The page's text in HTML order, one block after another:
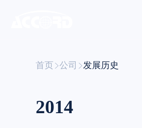
首页 公司 发展历史
2014